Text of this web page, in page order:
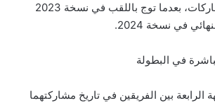
الثالث خلال ثلاث مشاركات، بعدما توج باللقب في نسخة 2023
في نسخة 2024.
في البطولة
الرابعة بين الفريقين في تاريخ مشاركتهما